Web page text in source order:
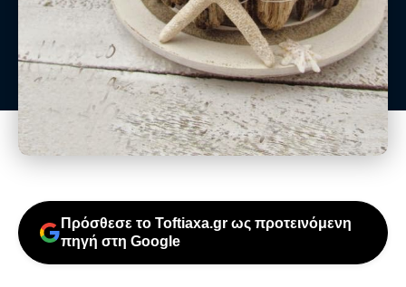
Πρόσθεσε το Toftiaxa.gr ως προτεινόμενη
πηγή στη Google